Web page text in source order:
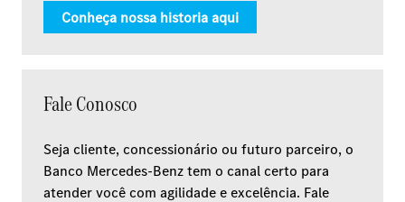
Conheça nossa historia aqui
Fale Conosco
Seja cliente, concessionário ou futuro parceiro, o
Banco Mercedes-Benz tem o canal certo para
atender você com agilidade e excelência. Fale